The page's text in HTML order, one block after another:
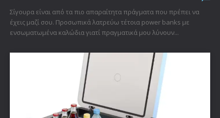
Σίγουρα είναι από τα πιο απαραίτητα πράγματα που πρέπει να
έχεις μαζί σου. Προσωπικά λατρεύω τέτοια power banks με
ενσωματωμένα καλώδια γιατί πραγματικά μου λύνουν...